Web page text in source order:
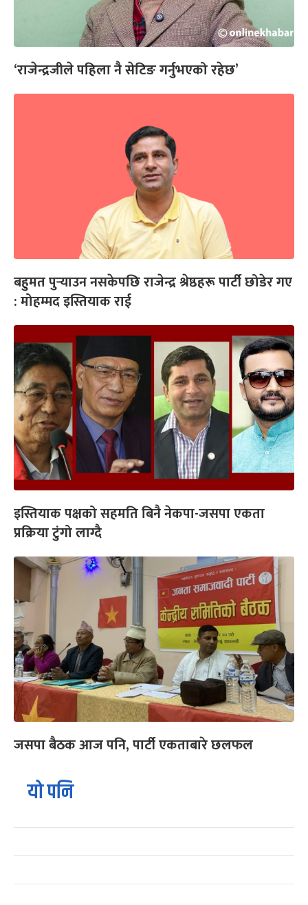
‘राजेन्द्रजीले पहिला नै सेटिङ गर्नुभएको रहेछ’
बहुमत पुर्‍याउन नसकेपछि राजेन्द्र श्रेष्ठहरू पार्टी छोडेर गए
: मोहम्मद इस्तियाक राई
इस्तियाक पक्षको सहमति बिनै नेकपा-जसपा एकता
प्रक्रिया टुंगो लाग्दै
जसपा बैठक आज पनि, पार्टी एकताबारे छलफल
यो पनि